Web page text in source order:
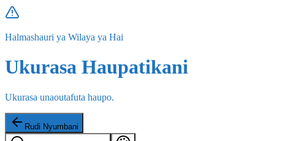
Halmashauri ya Wilaya ya Hai
Ukurasa Haupatikani
Ukurasa unaoutafuta haupo.
Rudi Nyumbani